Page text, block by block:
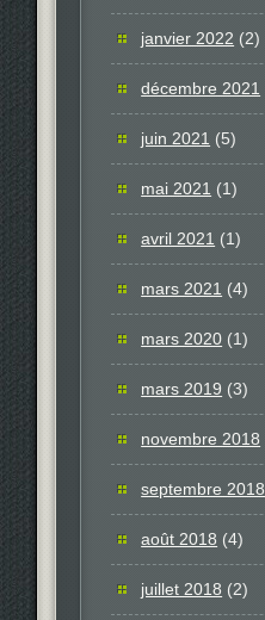
janvier 2022 (2)
décembre 2021
juin 2021 (5)
mai 2021 (1)
avril 2021 (1)
mars 2021 (4)
mars 2020 (1)
mars 2019 (3)
novembre 2018
septembre 2018
août 2018 (4)
juillet 2018 (2)